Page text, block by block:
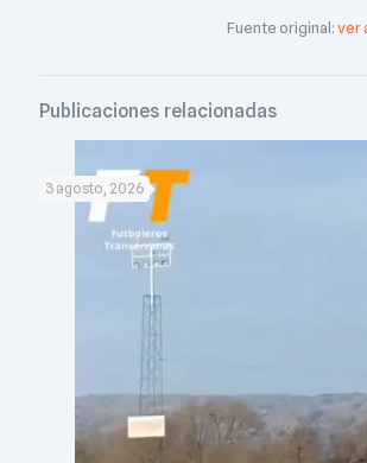
Fuente original:ver
Publicaciones relacionadas
3 agosto, 2026